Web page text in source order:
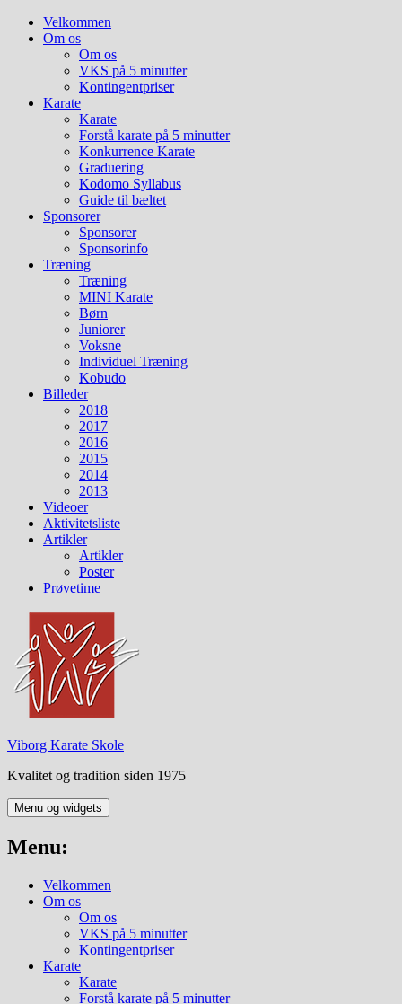
Hop
Velkommen
Om os
Om os
VKS på 5 minutter
Kontingentpriser
Karate
Karate
Forstå karate på 5 minutter
Konkurrence Karate
Graduering
Kodomo Syllabus
Guide til bæltet
Sponsorer
Sponsorer
Sponsorinfo
Træning
Træning
MINI Karate
Børn
Juniorer
Voksne
Individuel Træning
Kobudo
Billeder
2018
2017
2016
2015
2014
2013
Videoer
Aktivitetsliste
Artikler
Artikler
Poster
Prøvetime
Viborg Karate Skole
Kvalitet og tradition siden 1975
Menu og widgets
Menu:
Velkommen
Om os
Om os
VKS på 5 minutter
Kontingentpriser
Karate
Karate
Forstå karate på 5 minutter